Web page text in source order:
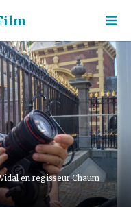
en regisseur Chaum